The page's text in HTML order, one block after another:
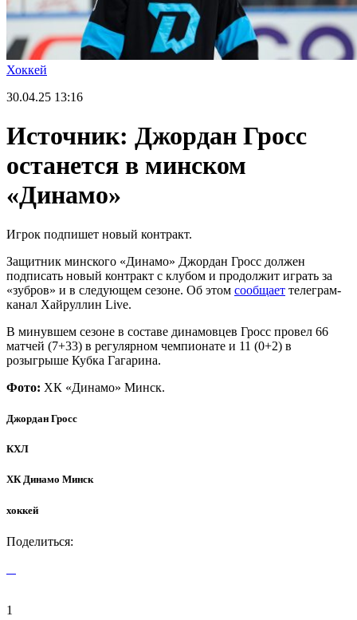
Хоккей
30.04.25 13:16
Источник: Джордан Гросс
останется в минском
«Динамо»
Игрок подпишет новый контракт.
Защитник минского «Динамо» Джордан Гросс должен
подписать новый контракт с клубом и продолжит играть за
«зубров» и в следующем сезоне. Об этом сообщает телеграм-
канал Хайруллин Live.
В минувшем сезоне в составе динамовцев Гросс провел 66
матчей (7+33) в регулярном чемпионате и 11 (0+2) в
розыгрыше Кубка Гагарина.
Фото: ХК «Динамо» Минск.
Джордан Гросс
КХЛ
ХК Динамо Минск
хоккей
Поделиться:
1